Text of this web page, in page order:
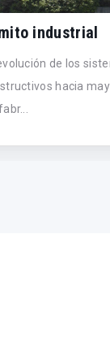
industrial
evolución de los
hacia